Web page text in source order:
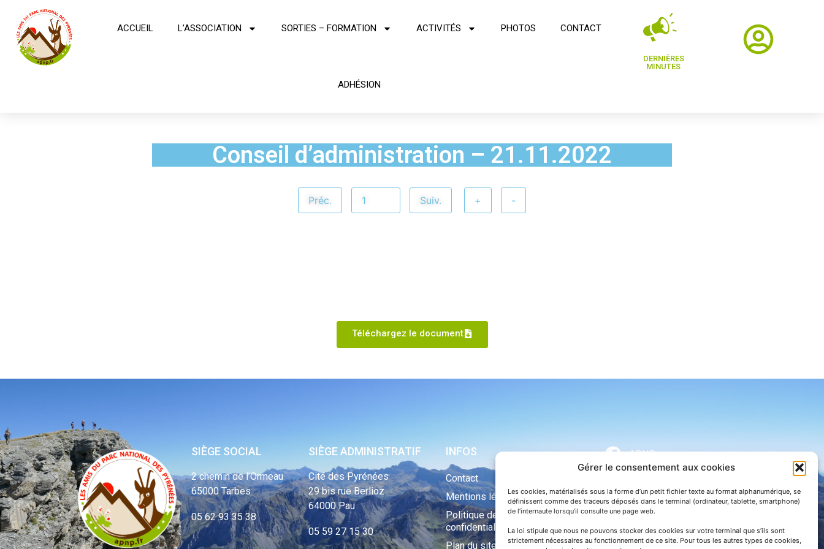
Gérer le consentement aux cookies
Les cookies, matérialisés sous la forme d’un petit fichier texte au format alphanumérique, se
définissent comme des traceurs déposés dans le terminal (ordinateur, tablette, smartphone)
de l’internaute lorsqu’il consulte une page web.
La loi stipule que nous ne pouvons stocker des cookies sur votre terminal que s’ils sont
strictement nécessaires au fonctionnement de ce site. Pour tous les autres types de cookies,
ACCUEIL L’ASSOCIATION SORTIES – FORMATION ACTIVITÉS PHOTOS CONTACT
ADHÉSION
DERNIÈRES
MINUTES
Conseil d’administration – 21.11.2022
Préc. Suiv. + -
Téléchargez le document
SIÈGE SOCIAL
2 chemin de l’Ormeau
65000 Tarbes
05 62 93 35 38
SIÈGE ADMINISTRATIF
Cité des Pyrénées
29 bis rue Berlioz
64000 Pau
05 59 27 15 30
INFOS
Contact
Mentions légales
Politique de
confidentialité
Plan du site
APNP
Parc national des Pyrénées